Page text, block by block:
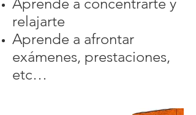
relajarte
Aprende a afrontar
exámenes, prestaciones,
etc…